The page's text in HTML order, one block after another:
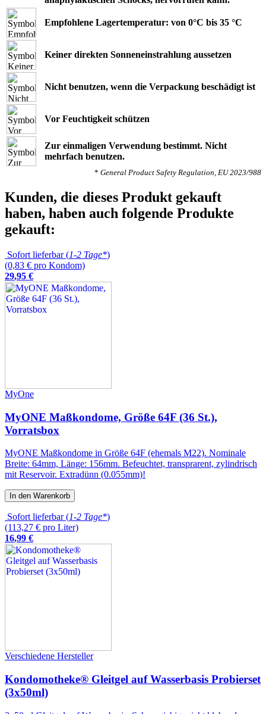
Empfohlene Lagertemperatur: von 0°C bis 35 °C
Keiner direkten Sonneneinstrahlung aussetzen
Nicht benutzen, wenn die Verpackung beschädigt ist
Vor Feuchtigkeit schützen
Zur einmaligen Verwendung bestimmt. Nicht
mehrfach benutzen.
* General Product Safety Regulation, EU 2023/988
Kunden, die dieses Produkt gekauft
haben, haben auch folgende Produkte
gekauft:
Sofort lieferbar (1-2 Tage*)
(0,83 € pro Kondom)
29,95 €
MyOne
MyONE Maßkondome, Größe 64F (36 St.),
Vorratsbox
MyONE Maßkondome in Größe 64F (ehemals M22). Nominale
Breite: 64mm, Länge: 156mm. Befeuchtet, transprarent, zylindrisch
mit Reservoir. Extradünn (0.055mm)!
In den Warenkorb
Sofort lieferbar (1-2 Tage*)
(113,27 € pro Liter)
16,99 €
Verschiedene Hersteller
Kondomotheke® Gleitgel auf Wasserbasis Probierset
(3x50ml)